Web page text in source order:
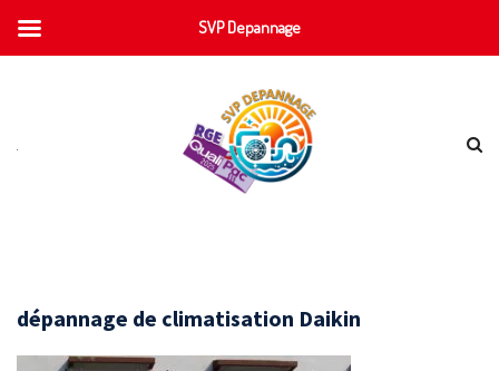
dépannage de climatisation Daikin
SVP Depannage